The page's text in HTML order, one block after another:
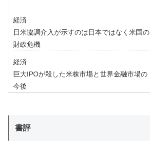
経済
日米協調介入が示すのは日本ではなく米国の
財政危機
経済
巨大IPOが殺した米株市場と世界金融市場の
今後
書評